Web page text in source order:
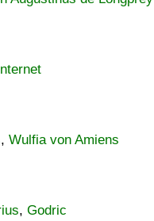
, Wulfia von Amiens
, Godric